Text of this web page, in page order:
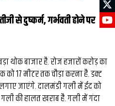
से दुष्‍कर्म, गर्भवती होने पर
थोक बाजार है. रोज हजारों करोड़ का
को 17 मीटर तक चौड़ा करना है. डक्ट
जाएंगे. दालमंडी गली में ईद को
की हालत खराब है. गली में गंदा